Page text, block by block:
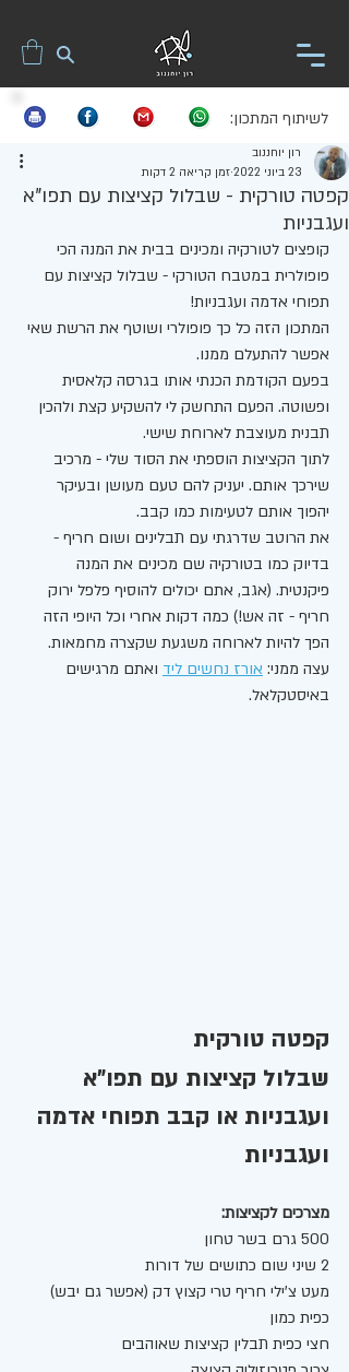
לשיתוף המתכון:
קפטה טורקית - שבלול קציצות עם תפו"א
ועגבניות
רון יוחננוב
23 ביוני 2022
זמן קריאה 2 דקות
קופצים לטורקיה ומכינים בבית את המנה הכי
פופולרית במטבח הטורקי - שבלול קציצות עם
תפוחי אדמה ועגבניות!
המתכון הזה כל כך פופולרי ושוטף את הרשת שאי
אפשר להתעלם ממנו.
בפעם הקודמת הכנתי אותו בגרסה קלאסית
ופשוטה. הפעם התחשק לי להשקיע קצת ולהכין
תבנית מעוצבת לארוחת שישי.
לתוך הקציצות הוספתי את הסוד שלי - מרכיב
שירכך אותם. יעניק להם טעם מעושן ובעיקר
יהפוך אותם לטעימות כמו קבב.
את הרוטב שדרגתי עם תבלינים ושום חריף -
בדיוק כמו בטורקיה שם מכינים את המנה
פיקנטית. (אגב, אתם יכולים להוסיף פלפל ירוק
חריף - זה אש!) כמה דקות אחרי וכל היופי הזה
הפך להיות לארוחה משגעת שקצרה מחמאות.
עצה ממני: אורז נחשים ליד ואתם מרגישים
באיסטקלאל.
קפטה טורקית
שבלול קציצות עם תפו"א
ועגבניות או קבב תפוחי אדמה
ועגבניות
מצרכים לקציצות:
500 גרם בשר טחון
2 שיני שום כתושים של דורות
מעט צ'ילי חריף טרי קצוץ דק (אפשר גם יבש)
כפית כמון
חצי כפית תבלין קציצות שאוהבים